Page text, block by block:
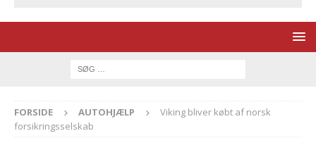
FORSIDE AUTOHJÆLP
Viking bliver købt af norsk
forsikringsselskab